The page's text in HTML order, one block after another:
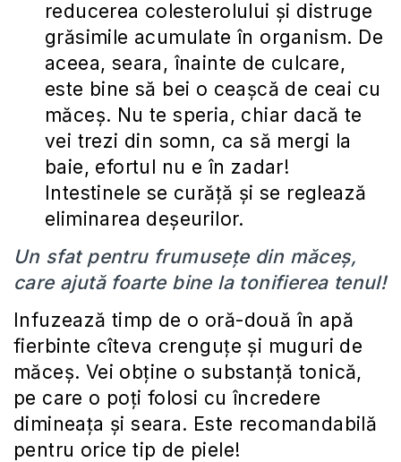
reducerea colesterolului şi distruge
grăsimile acumulate în organism. De
aceea, seara, înainte de culcare,
este bine să bei o ceaşcă de ceai cu
măceş. Nu te speria, chiar dacă te
vei trezi din somn, ca să mergi la
baie, efortul nu e în zadar!
Intestinele se curăţă şi se reglează
eliminarea deşeurilor.
Un sfat pentru frumusețe din măceș,
care ajută foarte bine la tonifierea tenul!
Infuzează timp de o oră-două în apă
fierbinte cîteva crenguţe şi muguri de
măceş. Vei obţine o substanţă tonică,
pe care o poţi folosi cu încredere
dimineaţa şi seara. Este recomandabilă
pentru orice tip de piele!